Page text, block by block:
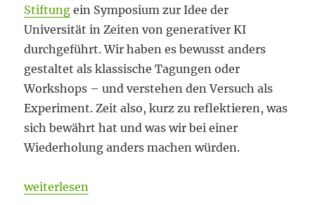
Stiftung ein Symposium zur Idee der
Universität in Zeiten von generativer KI
durchgeführt. Wir haben es bewusst anders
gestaltet als klassische Tagungen oder
Workshops – und verstehen den Versuch als
Experiment. Zeit also, kurz zu reflektieren, was
sich bewährt hat und was wir bei einer
Wiederholung anders machen würden.
„Symposium ohne Vorträge – ein Experiment“
weiterlesen